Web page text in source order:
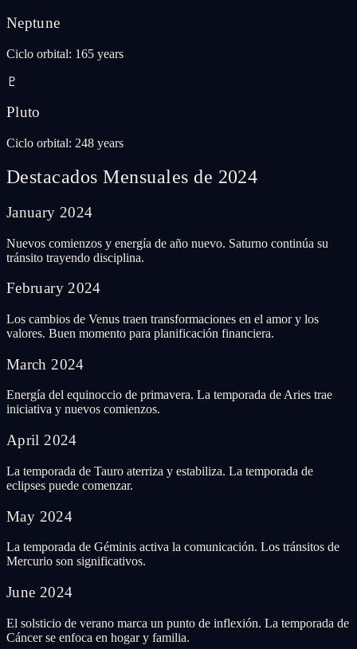
Neptune
Ciclo orbital: 165 years
♇
Pluto
Ciclo orbital: 248 years
Destacados Mensuales de 2024
January 2024
Nuevos comienzos y energía de año nuevo. Saturno continúa su
tránsito trayendo disciplina.
February 2024
Los cambios de Venus traen transformaciones en el amor y los
valores. Buen momento para planificación financiera.
March 2024
Energía del equinoccio de primavera. La temporada de Aries trae
iniciativa y nuevos comienzos.
April 2024
La temporada de Tauro aterriza y estabiliza. La temporada de
eclipses puede comenzar.
May 2024
La temporada de Géminis activa la comunicación. Los tránsitos de
Mercurio son significativos.
June 2024
El solsticio de verano marca un punto de inflexión. La temporada de
Cáncer se enfoca en hogar y familia.